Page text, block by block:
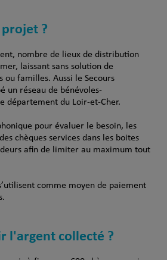
?
nombre de lieux de distribution
laissant sans solution de
ou familles. Aussi le Secours
un réseau de bénévoles-
département du Loir-et-Cher.
pour évaluer le besoin, les
chèques services dans les boites
afin de limiter au maximum tout
comme moyen de paiement
l'argent collecté ?